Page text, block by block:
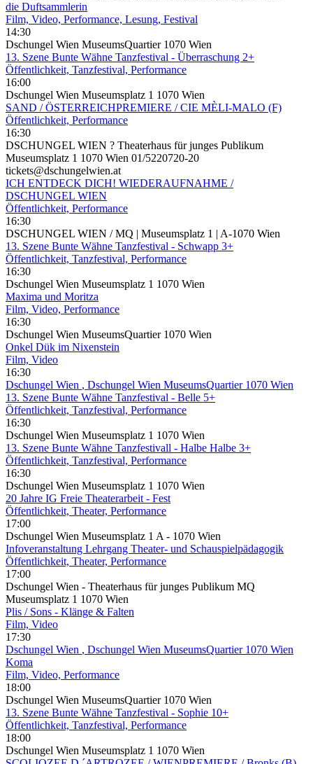
die Duftsammlerin
Film, Video, Performance, Lesung, Festival
14:30
Dschungel Wien MuseumsQuartier 1070 Wien
13. Szene Bunte Wähne Tanzfestival - Überraschung 2+
Öffentlichkeit, Tanzfestival, Performance
16:00
Dschungel Wien Museumsplatz 1 1070 Wien
SAND / ÖSTERREICHPREMIERE / CIE MÈLI-MALO (F)
Öffentlichkeit, Performance
16:30
DSCHUNGEL WIEN ? Theaterhaus für junges Publikum
Museumsplatz 1 1070 Wien 01/5220720-20
tickets@dschungelwien.at
ICH ENTDECK DICH! WIEDERAUFNAHME /
DSCHUNGEL WIEN
Öffentlichkeit, Performance
16:30
DSCHUNGEL WIEN / MQ | Museumsplatz 1 | A-1070 Wien
13. Szene Bunte Wähne Tanzfestival - Schwapp 3+
Öffentlichkeit, Tanzfestival, Performance
16:30
Dschungel Wien Museumsplatz 1 1070 Wien
Maxima und Moritza
Film, Video, Performance
16:30
Dschungel Wien MuseumsQuartier 1070 Wien
Onkel Dük im Nixenstein
Film, Video
16:30
Dschungel Wien , Dschungel Wien MuseumsQuartier 1070 Wien
13. Szene Bunte Wähne Tanzfestival - Belle 5+
Öffentlichkeit, Tanzfestival, Performance
16:30
Dschungel Wien Museumsplatz 1 1070 Wien
13. Szene Bunte Wähne Tanzfestivall - Halbe Halbe 3+
Öffentlichkeit, Tanzfestival, Performance
16:30
Dschungel Wien Museumsplatz 1 1070 Wien
20 Jahre IG Freie Theaterarbeit - Fest
Öffentlichkeit, Theater, Performance
17:00
Dschungel Wien Museumsplatz 1 A - 1070 Wien
Infoveranstaltung Lehrgang Theater- und Schauspielpädagogik
Öffentlichkeit, Theater, Performance
17:00
Dschungel Wien - Theaterhaus für junges Publikum MQ
Museumsplatz 1 1070 Wien
Plis / Sons - Klänge & Falten
Film, Video
17:30
Dschungel Wien , Dschungel Wien MuseumsQuartier 1070 Wien
Koma
Film, Video, Performance
18:00
Dschungel Wien MuseumsQuartier 1070 Wien
13. Szene Bunte Wähne Tanzfestival - Sophie 10+
Öffentlichkeit, Tanzfestival, Performance
18:00
Dschungel Wien Museumsplatz 1 1070 Wien